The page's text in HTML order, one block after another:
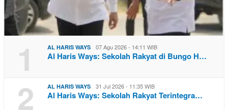
1 AL HARIS WAYS 07 Agu 2026 - 14:11 WIB
Al Haris Ways: Sekolah Rakyat di Bungo H…
2 AL HARIS WAYS 31 Jul 2026 - 11:35 WIB
Al Haris Ways: Sekolah Rakyat Terintegra…